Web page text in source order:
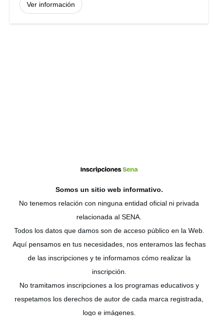
Ver información
Somos un sitio web informativo.
No tenemos relación con ninguna entidad oficial ni privada
relacionada al SENA.
Todos los datos que damos son de acceso público en la Web.
Aquí pensamos en tus necesidades, nos enteramos las fechas
de las inscripciones y te informamos cómo realizar la
inscripción.
No tramitamos inscripciones a los programas educativos y
respetamos los derechos de autor de cada marca registrada,
logo e imágenes.